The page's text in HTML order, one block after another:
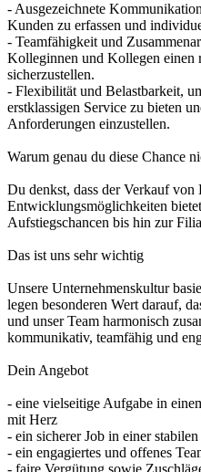
- Ausgezeichnete
Kunden zu erfassen und
- Teamfähigkeit und
Kolleginnen und Kollegen einen
sicherzustellen.
- Flexibilität und Belastbarkeit,
erstklassigen Service zu bieten
Anforderungen einzustellen.
Warum genau du diese Chance
Du denkst, dass der Verkauf von
Entwicklungsmöglichkeiten
Aufstiegschancen bis hin zur
Das ist uns sehr wichtig
Unsere Unternehmenskultur
legen besonderen Wert darauf,
und unser Team harmonisch
kommunikativ, teamfähig und
Dein Angebot
- eine vielseitige Aufgabe in
mit Herz
- ein sicherer Job in einer
- ein engagiertes und offenes
- faire Vergütung sowie